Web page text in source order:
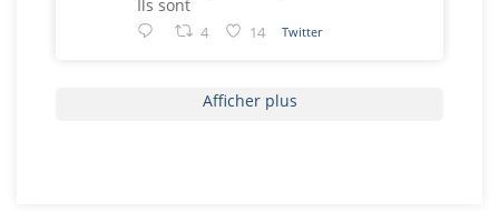
Ils sont
4 14 Twitter
Afficher plus